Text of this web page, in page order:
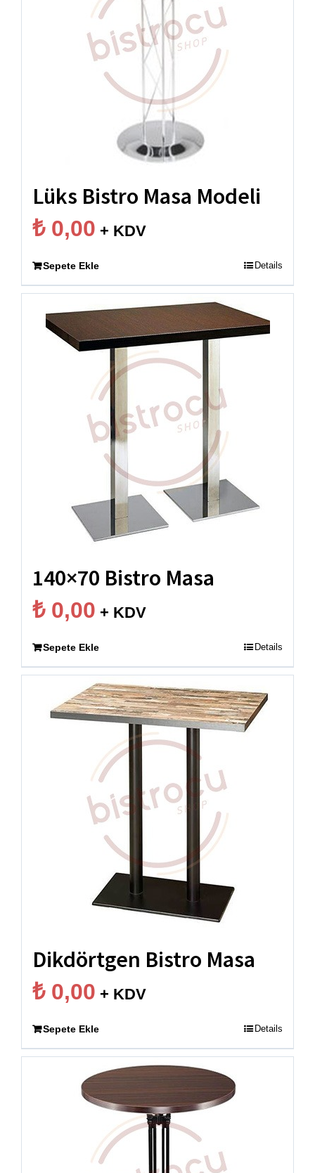
Lüks Bistro Masa Modeli
₺0,00 + KDV
Sepete Ekle Details
140×70 Bistro Masa
₺0,00 + KDV
Sepete Ekle Details
Dikdörtgen Bistro Masa
₺0,00 + KDV
Sepete Ekle Details